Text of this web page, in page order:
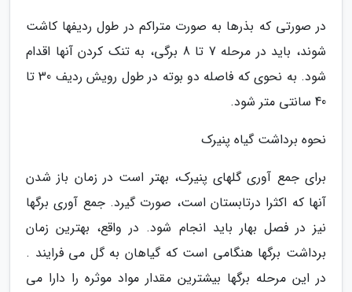
در صورتی که بذرها به صورت متراکم در طول ردیفها کاشت
شوند، باید در مرحله 7 تا 8 برگی، به تنک کردن آنها اقدام
شود. به نحوی که فاصله دو بوته در طول رویش ردیف 30 تا
40 سانتی متر شود.
نحوه برداشت گیاه پنیرک
برای جمع آوری گلهای پنیرک، بهتر است در زمان باز شدن
آنها که اکثرا درتابستان است، صورت گیرد. جمع آوری برگها
نیز در فصل بهار باید انجام شود. در واقع، بهترین زمان
برداشت برگها هنگامی است که گیاهان به گل می فرایند .
در این مرحله برگها بیشترین مقدار مواد موثره را دارا می